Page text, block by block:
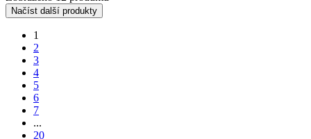
Načíst další produkty
1
2
3
4
5
6
7
...
20